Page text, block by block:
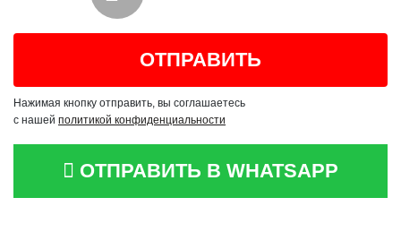
Нажимая кнопку отправить, вы соглашаетесь
с нашей политикой конфиденциальности
ОТПРАВИТЬ В WHATSAPP